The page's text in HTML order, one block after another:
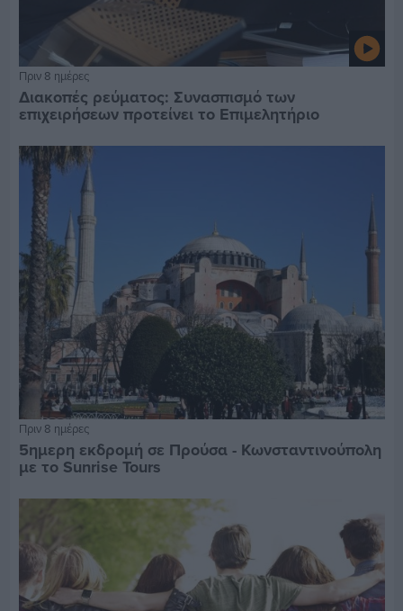
Πριν 8 ημέρες
Διακοπές ρεύματος: Συνασπισμό των
επιχειρήσεων προτείνει το Επιμελητήριο
Πριν 8 ημέρες
5ημερη εκδρομή σε Προύσα - Κωνσταντινούπολη
με το Sunrise Tours